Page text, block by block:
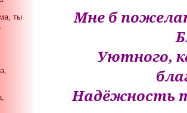
ты
Мне б
Уютного,
Надёжность